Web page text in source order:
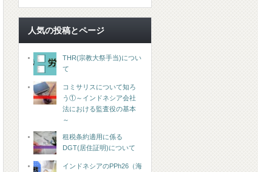
人気の投稿とページ
THR(宗教大祭手当)につい
て
コミサリスについて知ろ
う①～インドネシア会社
法における監査役の基本
～
租税条約適用に係る
DGT(居住証明)について
インドネシアのPPh26（海